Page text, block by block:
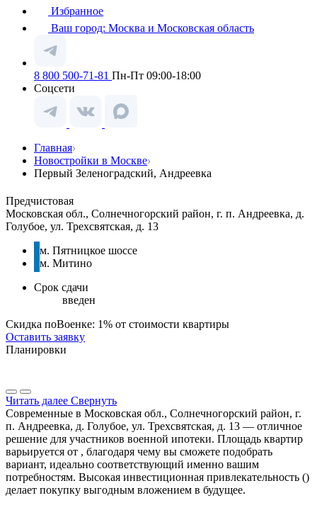
Избранное
Ваш город: Москва и Московская область
8 800 500-71-81 Пн-Пт 09:00-18:00
Соцсети
Главная
Новостройки в Москве
Первый Зеленоградский, Андреевка
Предчистовая
Московская обл., Солнечногорский район, г. п. Андреевка, д.
Голубое, ул. Трехсвятская, д. 13
м. Пятницкое шоссе
м. Митино
Срок сдачи
введен
Скидка поВоенке: 1% от стоимости квартиры
Оставить заявку
Планировки
Читать далее Свернуть
Современные в Московская обл., Солнечногорский район, г.
п. Андреевка, д. Голубое, ул. Трехсвятская, д. 13 — отличное
решение для участников военной ипотеки. Площадь квартир
варьируется от , благодаря чему вы сможете подобрать
вариант, идеально соответствующий именно вашим
потребностям. Высокая инвестиционная привлекательность ()
делает покупку выгодным вложением в будущее.